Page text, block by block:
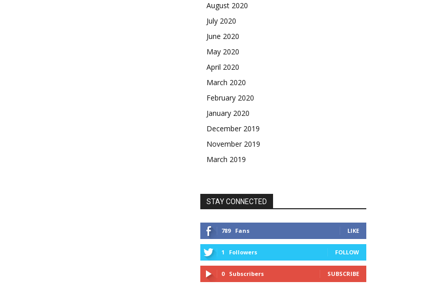
August 2020
July 2020
June 2020
May 2020
April 2020
March 2020
February 2020
January 2020
December 2019
November 2019
March 2019
STAY CONNECTED
789 Fans LIKE
1 Followers FOLLOW
0 Subscribers SUBSCRIBE